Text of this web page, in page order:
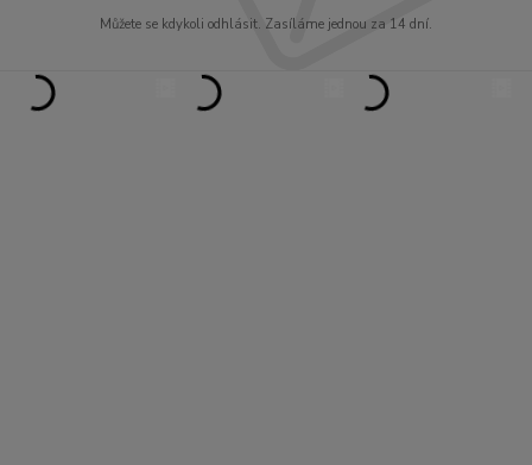
Můžete se kdykoli odhlásit. Zasíláme jednou za 14 dní.